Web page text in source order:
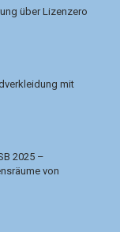
über Lizenzero
mit
2025 –
von